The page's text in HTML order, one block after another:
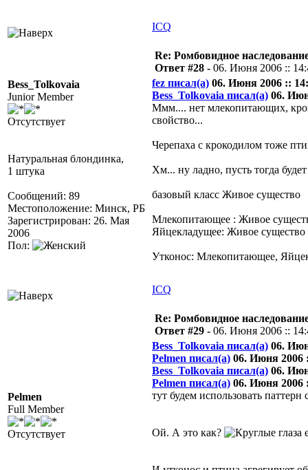
ICQ
Bess_Tolkovaia
Junior Member
Отсутствует
Натуральная блондинка,
1 штука
Сообщений: 89
Местоположение: Минск, РБ
Зарегистрирован: 26. Мая
2006
Пол:
Re: Ромбовидное
Ответ #28 - 06. Июня 2006 ::
fez писал(а) 06. Июня 2006 ::
Bess_Tolkovaia писал(а) 06.
Ммм.... нет млекопитающих,
свойство...
Черепаха с крокодилом тоже
Хм... ну ладно, пусть тогда будет
базовый класс Живое существо
Млекопитающее : Живое
Яйцекладущее: Живое существо
Утконос: Млекопитающее,
ICQ
Pelmen
Full Member
Отсутствует
Re: Ромбовидное
Ответ #29 - 06. Июня 2006 ::
Bess_Tolkovaia писал(а) 06.
Pelmen писал(а) 06. Июня 2006
Bess_Tolkovaia писал(а) 06.
Pelmen писал(а) 06. Июня 2006
тут будем использовать паттерн
Ой. А это как?